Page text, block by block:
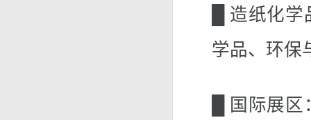
█ 造纸化
学品、环保
█ 国际展